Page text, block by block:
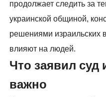
продолжает следить за
украинской общиной,
решениями израильских
влияют на людей.
Что заявил суд
важно